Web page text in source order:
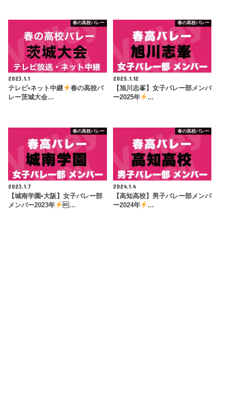
春の高校バレー
2023.1.1
テレビ•ネット中継
春の高校バ
レー茨城大会…
春の高校バレー
2025.1.12
【旭川志峯】女子バレー部メンバ
ー2025年
…
春の高校バレー
2023.1.7
【城南学園•大阪】女子バレー部
メンバー2023年
…
春の高校バレー
2024.1.4
【高知高校】男子バレー部メンバ
ー2024年
…